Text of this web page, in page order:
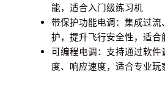
能，适合入门级练习机
带保护功能电调：集成过
护，提升飞行安全性，适
可编程电调：支持通过软
度、响应速度，适合专业玩